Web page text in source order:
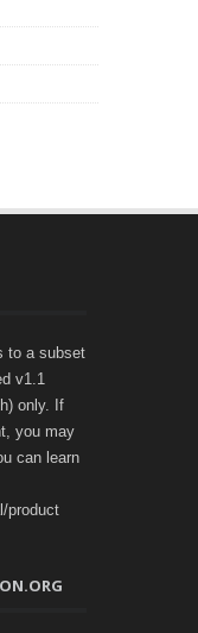
to a subset
v1.1
only. If
you may
can learn
product